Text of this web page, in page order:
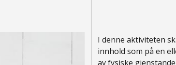
I denne aktiviteten
innhold som på en
av fysiske